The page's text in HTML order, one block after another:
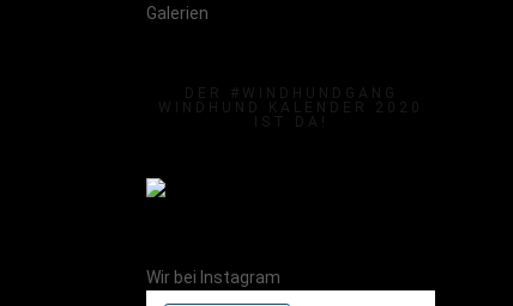
Galerien
DER #WINDHUNDGANG
WINDHUND KALENDER 2020
IST DA!
Wir bei Instagram